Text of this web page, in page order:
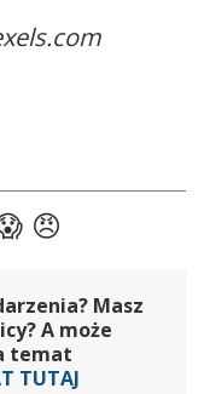
Masz
A może
temat
TUTAJ